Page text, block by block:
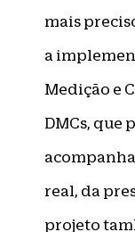
mais
a
Medição e
DMCs, que
real, da
projeto